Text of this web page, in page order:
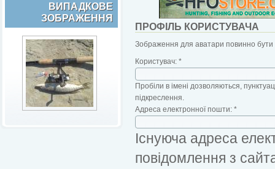
ВИПАДКОВЕ
ЗОБРАЖЕННЯ
ПРОФІЛЬ КОРИСТУВАЧА
Зображення для аватари повинно бути
Користувач: *
Пробіли в імені дозволяються,
підкреслення.
Адреса електронної пошти: *
Існуюча адреса
повідомлення з